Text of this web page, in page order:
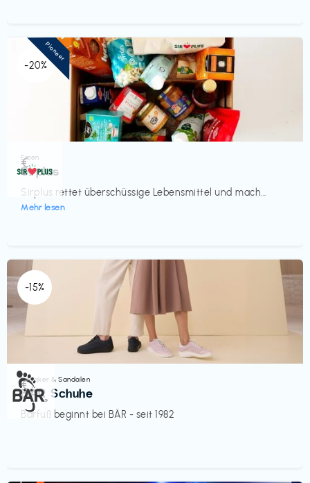
-20%
Essen
Sirplus
Sirplus rettet überschüssige Lebensmittel und mach...
Mehr lesen
€‎
Pioneer
-15%
Sneaker & Sandalen
BÄR Schuhe
Barfuß beginnt bei BÄR - seit 1982
€‎